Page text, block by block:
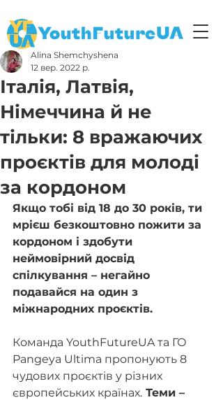
Італія, Латвія,
Німеччина й не
тільки: 8 вражаючих
проєктів для молоді
за кордоном
Alina Shemchyshena
12 вер. 2022 р.
Якщо тобі від 18 до 30 років, ти
мрієш безкоштовно пожити за
кордоном і здобути
неймовірний досвід
спілкування – негайно
подавайся на один з
міжнародних проєктів.
Команда YouthFutureUA та ГО
Pangeya Ultima пропонують 8
чудових проєктів у різних
європейських країнах. Теми –